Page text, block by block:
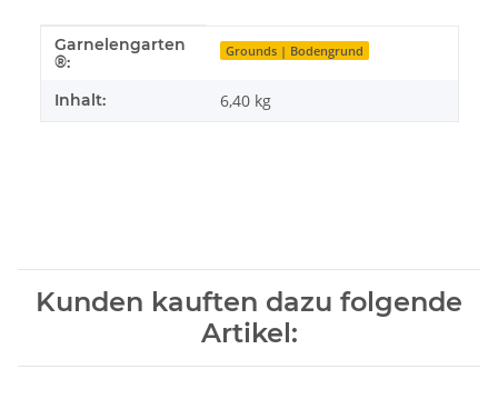
Produkteigenschaft
Wert
Garnelengarten
®:
Grounds | Bodengrund
Inhalt: 6,40 kg
Kunden kauften dazu folgende
Artikel: